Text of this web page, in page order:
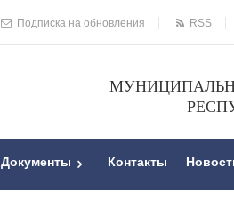
Подписка на обновления RSS
Документы Контакты